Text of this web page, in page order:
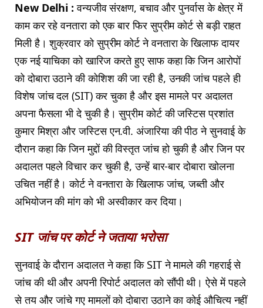
New Delhi : वन्यजीव संरक्षण, बचाव और पुनर्वास के क्षेत्र में
काम कर रहे वनतारा को एक बार फिर सुप्रीम कोर्ट से बड़ी राहत
मिली है। शुक्रवार को सुप्रीम कोर्ट ने वनतारा के खिलाफ दायर
एक नई याचिका को खारिज करते हुए साफ कहा कि जिन आरोपों
को दोबारा उठाने की कोशिश की जा रही है, उनकी जांच पहले ही
विशेष जांच दल (SIT) कर चुका है और इस मामले पर अदालत
अपना फैसला भी दे चुकी है। सुप्रीम कोर्ट की जस्टिस प्रशांत
कुमार मिश्रा और जस्टिस एन.वी. अंजारिया की पीठ ने सुनवाई के
दौरान कहा कि जिन मुद्दों की विस्तृत जांच हो चुकी है और जिन पर
अदालत पहले विचार कर चुकी है, उन्हें बार-बार दोबारा खोलना
उचित नहीं है। कोर्ट ने वनतारा के खिलाफ जांच, जब्ती और
अभियोजन की मांग को भी अस्वीकार कर दिया।
SIT जांच पर कोर्ट ने जताया भरोसा
सुनवाई के दौरान अदालत ने कहा कि SIT ने मामले की गहराई से
जांच की थी और अपनी रिपोर्ट अदालत को सौंपी थी। ऐसे में पहले
से तय और जांचे गए मामलों को दोबारा उठाने का कोई औचित्य नहीं